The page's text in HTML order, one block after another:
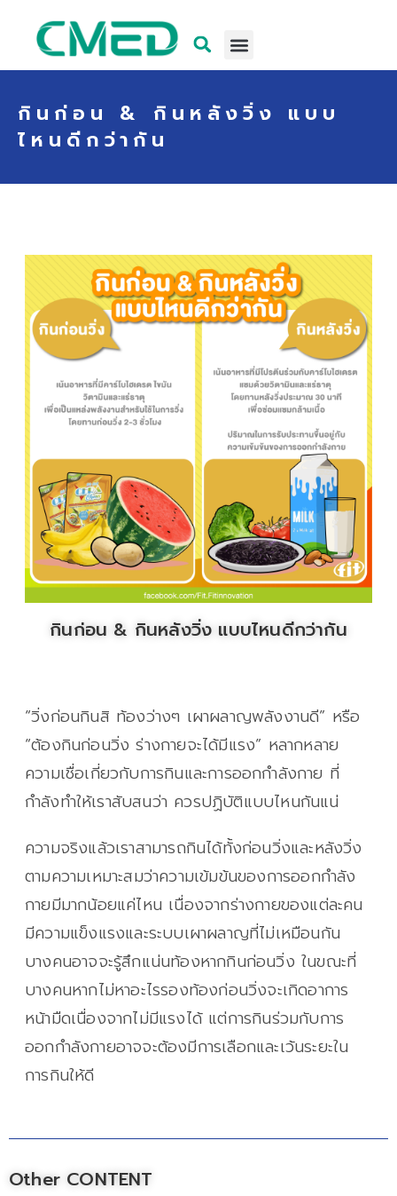
กินก่อน & กินหลังวิ่ง แบบ
ไหนดีกว่ากัน
กินก่อน & กินหลังวิ่ง แบบไหนดีกว่ากัน
“วิ่งก่อนกินสิ ท้องว่างๆ เผาผลาญพลังงานดี” หรือ
“ต้องกินก่อนวิ่ง ร่างกายจะได้มีแรง” หลากหลาย
ความเชื่อเกี่ยวกับการกินและการออกกำลังกาย ที่
กำลังทำให้เราสับสนว่า ควรปฏิบัติแบบไหนกันแน่
ความจริงแล้วเราสามารถกินได้ทั้งก่อนวิ่งและหลังวิ่ง
ตามความเหมาะสมว่าความเข้มข้นของการออกกำลัง
กายมีมากน้อยแค่ไหน เนื่องจากร่างกายของแต่ละคน
มีความแข็งแรงและระบบเผาผลาญที่ไม่เหมือนกัน
บางคนอาจจะรู้สึกแน่นท้องหากกินก่อนวิ่ง ในขณะที่
บางคนหากไม่หาอะไรรองท้องก่อนวิ่งจะเกิดอาการ
หน้ามืดเนื่องจากไม่มีแรงได้ แต่การกินร่วมกับการ
ออกกำลังกายอาจจะต้องมีการเลือกและเว้นระยะใน
การกินให้ดี
Other CONTENT